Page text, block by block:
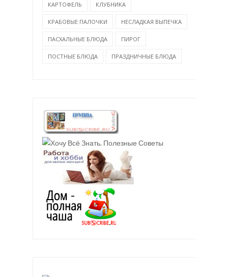
КАРТОФЕЛЬ КЛУБНИКА
КРАБОВЫЕ ПАЛОЧКИ НЕСЛАДКАЯ ВЫПЕЧКА
ПАСХАЛЬНЫЕ БЛЮДА ПИРОГ
ПОСТНЫЕ БЛЮДА ПРАЗДНИЧНЫЕ БЛЮДА